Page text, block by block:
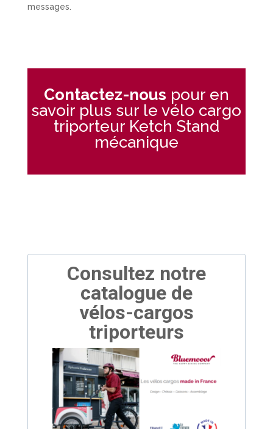
messages.
Contactez-nous pour en
savoir plus sur le vélo cargo
triporteur Ketch Stand
mécanique
Consultez notre
catalogue de
vélos-cargos
triporteurs